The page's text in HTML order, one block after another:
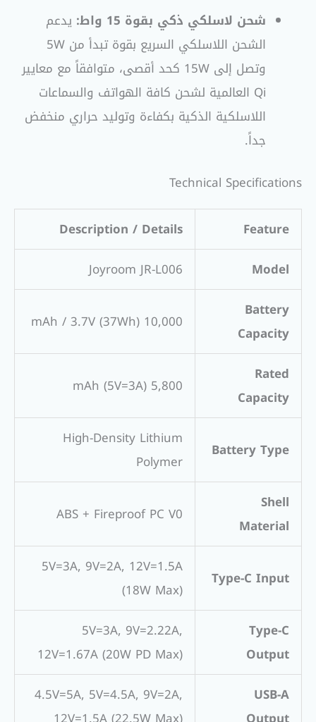
شحن لاسلكي ذكي بقوة 15 واط:
يدعم
الشحن اللاسلكي السريع بقوة تبدأ من 5W
وتصل إلى 15W كحد أقصى، متوافقاً مع معايير
Qi العالمية لشحن كافة الهواتف والسماعات
اللاسلكية الذكية بكفاءة وتوليد حراري منخفض
جداً.
Technical Specifications
Feature
Description / Details
Model
Joyroom JR-L006
Battery
Capacity
10,000 mAh / 3.7V (37Wh)
Rated
Capacity
5,800 mAh (5V=3A)
Battery Type
High-Density Lithium
Polymer
Shell
Material
ABS + Fireproof PC V0
Type-C Input
5V=3A, 9V=2A, 12V=1.5A
(18W Max)
Type-C
Output
5V=3A, 9V=2.22A,
12V=1.67A (20W PD Max)
USB-A
4.5V=5A, 5V=4.5A, 9V=2A,